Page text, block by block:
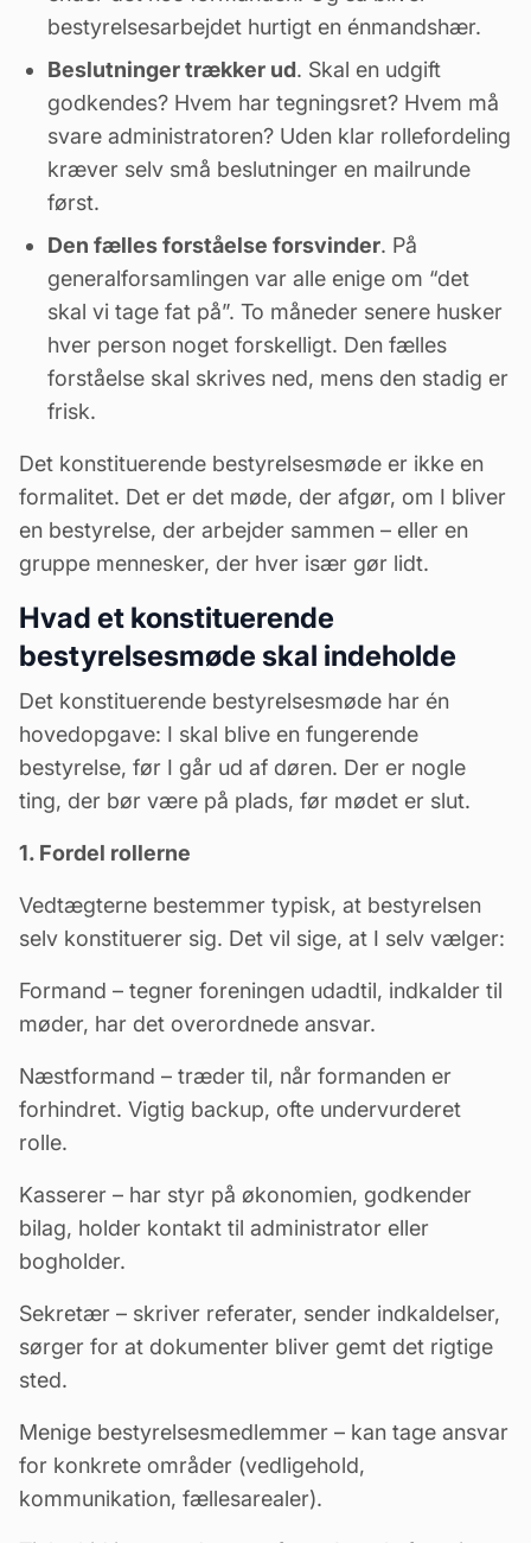
bestyrelsesarbejdet hurtigt en énmandshær.
Beslutninger trækker ud. Skal en udgift
godkendes? Hvem har tegningsret? Hvem må
svare administratoren? Uden klar rollefordeling
kræver selv små beslutninger en mailrunde
først.
Den fælles forståelse forsvinder. På
generalforsamlingen var alle enige om “det
skal vi tage fat på”. To måneder senere husker
hver person noget forskelligt. Den fælles
forståelse skal skrives ned, mens den stadig er
frisk.
Det konstituerende bestyrelsesmøde er ikke en
formalitet. Det er det møde, der afgør, om I bliver
en bestyrelse, der arbejder sammen – eller en
gruppe mennesker, der hver især gør lidt.
Hvad et konstituerende
bestyrelsesmøde skal indeholde
Det konstituerende bestyrelsesmøde har én
hovedopgave: I skal blive en fungerende
bestyrelse, før I går ud af døren. Der er nogle
ting, der bør være på plads, før mødet er slut.
1. Fordel rollerne
Vedtægterne bestemmer typisk, at bestyrelsen
selv konstituerer sig. Det vil sige, at I selv vælger:
Formand – tegner foreningen udadtil, indkalder til
møder, har det overordnede ansvar.
Næstformand – træder til, når formanden er
forhindret. Vigtig backup, ofte undervurderet
rolle.
Kasserer – har styr på økonomien, godkender
bilag, holder kontakt til administrator eller
bogholder.
Sekretær – skriver referater, sender indkaldelser,
sørger for at dokumenter bliver gemt det rigtige
sted.
Menige bestyrelsesmedlemmer – kan tage ansvar
for konkrete områder (vedligehold,
kommunikation, fællesarealer).